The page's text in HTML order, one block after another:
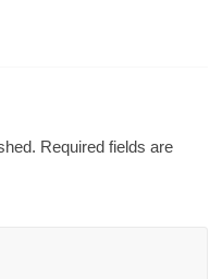
Required fields are